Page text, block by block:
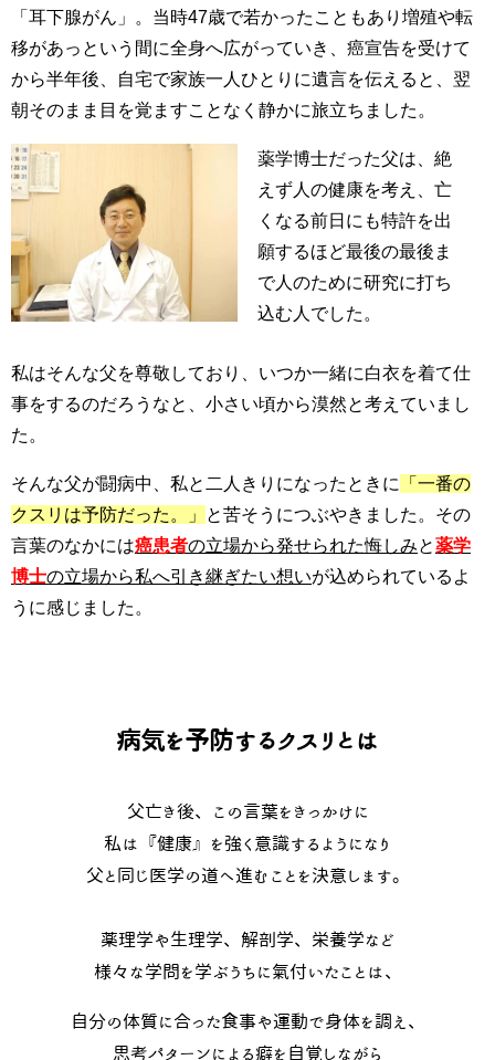
「耳下腺がん」。当時47歳で若かったこともあり増殖や転
移があっという間に全身へ広がっていき、癌宣告を受けて
から半年後、自宅で家族一人ひとりに遺言を伝えると、翌
朝そのまま目を覚ますことなく静かに旅立ちました。
薬学博士だった父は、絶
えず人の健康を考え、亡
くなる前日にも特許を出
願するほど最後の最後ま
で人のために研究に打ち
込む人でした。
私はそんな父を尊敬しており、いつか一緒に白衣を着て仕
事をするのだろうなと、小さい頃から漠然と考えていまし
た。
そんな父が闘病中、私と二人きりになったときに
「一番の
クスリは予防だった。」
と苦そうにつぶやきました。その
言葉のなかには癌患者の立場から発せられた悔しみと薬学
博士の立場から私へ引き継ぎたい想いが込められているよ
うに感じました。
病気を予防するクスリとは
父亡き後、この言葉をきっかけに
私は『健康』を強く意識するようになり
父と同じ医学の道へ進むことを決意します。
薬理学や生理学、解剖学、栄養学など
様々な学問を学ぶうちに氣付いたことは、
自分の体質に合った食事や運動で身体を調え、
思考パターンによる癖を自覚しながら